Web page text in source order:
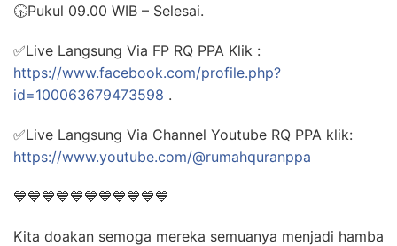
🕟Pukul 09.00 WIB – Selesai.
✅Live Langsung Via FP RQ PPA Klik :
https://www.facebook.com/profile.php?
id=100063679473598 .
✅Live Langsung Via Channel Youtube RQ PPA klik:
https://www.youtube.com/@rumahquranppa
💙💙💙💙💙💙💙💙💙💙💙
Kita doakan semoga mereka semuanya menjadi hamba